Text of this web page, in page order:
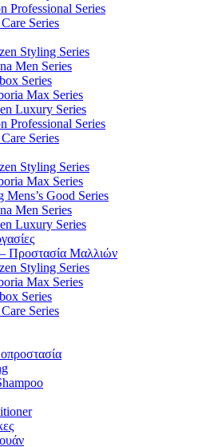
Professional Series
Series
Styling Series
Men Series
Series
Max Series
Luxury Series
Professional Series
Series
Styling Series
Max Series
Mens’s Good Series
Men Series
Luxury Series
Προστασία Μαλλιών
Styling Series
Max Series
Series
Series